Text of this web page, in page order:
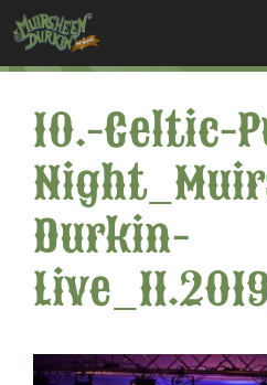
Zum
Inhalt
springen
10.-Celtic-
Durkin-